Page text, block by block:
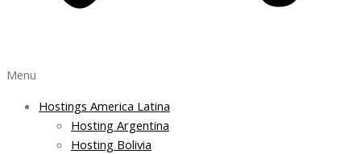
Menu
Hostings America Latina
Hosting Argentina
Hosting Bolivia